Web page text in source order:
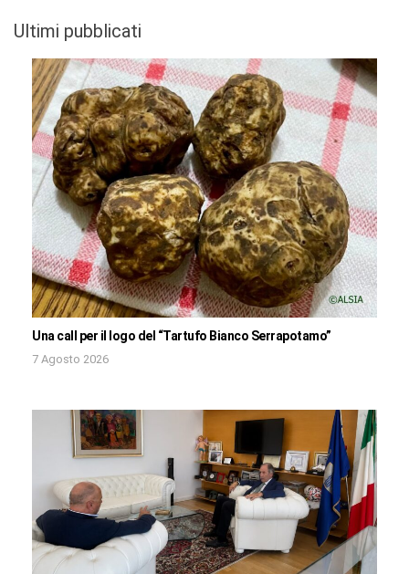
Ultimi pubblicati
Una call per il logo del “Tartufo Bianco Serrapotamo”
7 Agosto 2026